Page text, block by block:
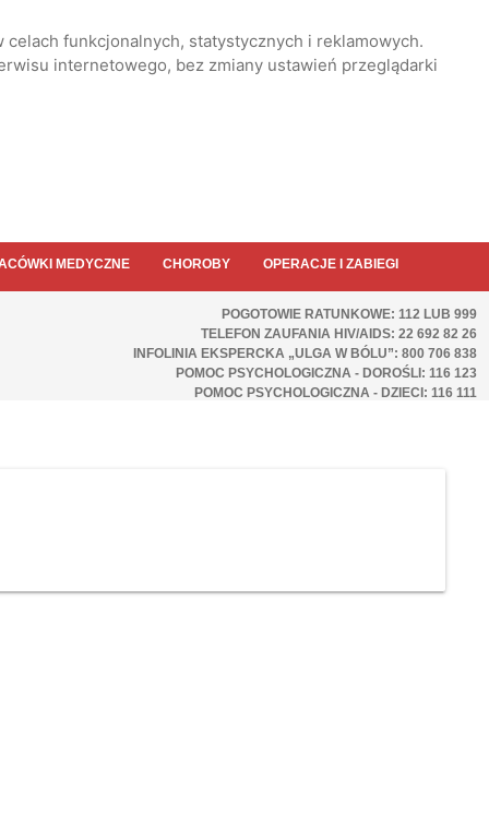
funkcjonalnych, statystycznych i reklamowych.
internetowego, bez zmiany ustawień przeglądarki
MEDYCZNE CHOROBY OPERACJE I ZABIEGI
POGOTOWIE RATUNKOWE: 112 LUB 999
TELEFON ZAUFANIA HIV/AIDS: 22 692 82 26
INFOLINIA EKSPERCKA „ULGA W BÓLU”: 800 706 838
POMOC PSYCHOLOGICZNA - DOROŚLI: 116 123
POMOC PSYCHOLOGICZNA - DZIECI: 116 111